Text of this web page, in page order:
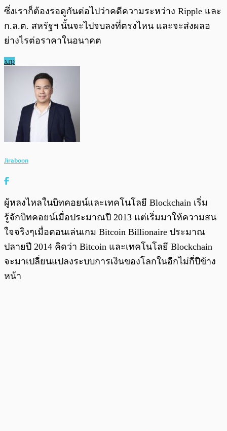
ซึ่งเราก็ต้องรอดูกันต่อไปว่าคดีความระหว่าง Ripple และ
ก.ล.ต. สหรัฐฯ นั้นจะไปจบลงที่ตรงไหน และจะส่งผลอ
ย่างไรต่อราคาในอนาคต
xrp
Jiraboon
ผู้หลงไหลในบิทคอยน์และเทคโนโลยี Blockchain เริ่ม
รู้จักบิทคอยน์เมื่อประมาณปี 2013 แต่เริ่มมาให้ความสน
ใจจริงๆเมื่อตอนเล่นเกม Bitcoin Billionaire ประมาณ
ปลายปี 2014 คิดว่า Bitcoin และเทคโนโลยี Blockchain
จะมาเปลี่ยนแปลงระบบการเงินของโลกในอีกไม่กี่ปีข้าง
หน้า